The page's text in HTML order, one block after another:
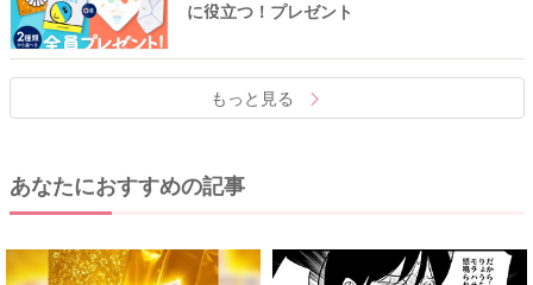
に役立つ！プレゼント
もっと見る
あなたにおすすめの記事